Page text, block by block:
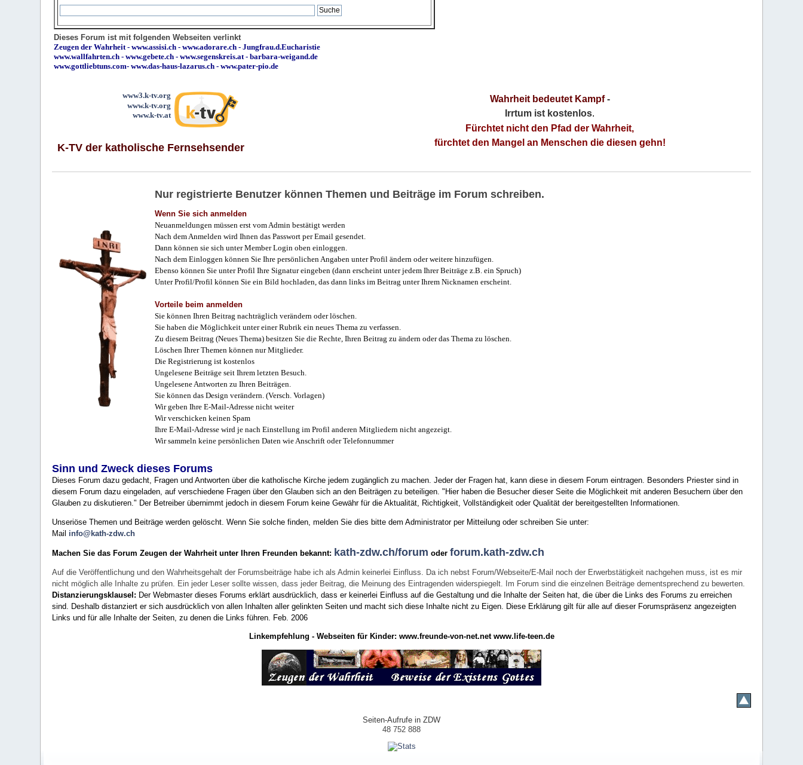
Dieses Forum ist mit folgenden Webseiten verlinkt
Zeugen der Wahrheit-www.assisi.ch -www.adorare.ch -Jungfrau.d.Eucharistie
www.wallfahrten.ch -www.gebete.ch -www.segenskreis.at-barbara-weigand.de
www.gottliebtuns.com-www.das-haus-lazarus.ch - www.pater-pio.de
www3.k-tv.org
www.k-tv.org
www.k-tv.at
K-TV der katholische Fernsehsender
Wahrheit bedeutet Kampf-
Irrtum ist kostenlos.
Fürchtet nicht den Pfad der Wahrheit,
fürchtet den Mangel an Menschen die diesen gehn!
Nur registrierte Benutzer können Themen und Beiträge im Forum schreiben.
Wenn Sie sich anmelden
Neuanmeldungen müssen erst vom Admin bestätigt werden
Nach dem Anmelden wird Ihnen das Passwort per Email gesendet.
Dann können sie sich unter Member Login oben einloggen.
Nach dem Einloggen können Sie Ihre persönlichen Angaben unter Profil ändern oder weitere hinzufügen.
Ebenso können Sie unter Profil Ihre Signatur eingeben (dann erscheint unter jedem Ihrer Beiträge z.B. ein Spruch)
Unter Profil/Profil können Sie ein Bild hochladen, das dann links im Beitrag unter Ihrem Nicknamen erscheint.
Vorteile beim anmelden
Sie können Ihren Beitrag nachträglich verändern oder löschen.
Sie haben die Möglichkeit unter einer Rubrik ein neues Thema zu verfassen.
Zu diesem Beitrag (Neues Thema) besitzen Sie die Rechte, Ihren Beitrag zu ändern oder das Thema zu löschen.
Löschen Ihrer Themen können nur Mitglieder.
Die Registrierung ist kostenlos
Ungelesene Beiträge seit Ihrem letzten Besuch.
Ungelesene Antworten zu Ihren Beiträgen.
Sie können das Design verändern. (Versch. Vorlagen)
Wir geben Ihre E-Mail-Adresse nicht weiter
Wir verschicken keinen Spam
Ihre E-Mail-Adresse wird je nach Einstellung im Profil anderen Mitgliedern nicht angezeigt.
Wir sammeln keine persönlichen Daten wie Anschrift oder Telefonnummer
Sinn und Zweck dieses Forums
Dieses Forum dazu gedacht, Fragen und Antworten über die katholische Kirche jedem zugänglich zu machen. Jeder der Fragen hat, kann diese in diesem Forum eintragen. Besonders Priester sind in
diesem Forum dazu eingeladen, auf verschiedene Fragen über den Glauben sich an den Beiträgen zu beteiligen. "Hier haben die Besucher dieser Seite die Möglichkeit mit anderen Besuchern über den
Glauben zu diskutieren." Der Betreiber übernimmt jedoch in diesem Forum keine Gewähr für die Aktualität, Richtigkeit, Vollständigkeit oder Qualität der bereitgestellten Informationen.
Unseriöse Themen und Beiträge werden gelöscht. Wenn Sie solche finden, melden Sie dies bitte dem Administrator per Mitteilung oder schreiben Sie unter:
Mail info@kath-zdw.ch
Machen Sie das Forum Zeugen der Wahrheit unter Ihren Freunden bekannt: kath-zdw.ch/forum oderforum.kath-zdw.ch
Auf die Veröffentlichung und den Wahrheitsgehalt der Forumsbeiträge habe ich als Admin keinerlei Einfluss. Da ich nebst Forum/Webseite/E-Mail noch der Erwerbstätigkeit nachgehen muss, ist es mir
nicht möglich alle Inhalte zu prüfen. Ein jeder Leser sollte wissen, dass jeder Beitrag, die Meinung des Eintragenden widerspiegelt. Im Forum sind die einzelnen Beiträge dementsprechend zu bewerten.
Distanzierungsklausel: Der Webmaster dieses Forums erklärt ausdrücklich, dass er keinerlei Einfluss auf die Gestaltung und die Inhalte der Seiten hat, die über die Links des Forums zu erreichen
sind. Deshalb distanziert er sich ausdrücklich von allen Inhalten aller gelinkten Seiten und macht sich diese Inhalte nicht zu Eigen. Diese Erklärung gilt für alle auf dieser Forumspräsenz angezeigten
Links und für alle Inhalte der Seiten, zu denen die Links führen. Feb. 2006
Linkempfehlung - Webseiten für Kinder: www.freunde-von-net.net www.life-teen.de
Seiten-Aufrufe in ZDW
48 752 888